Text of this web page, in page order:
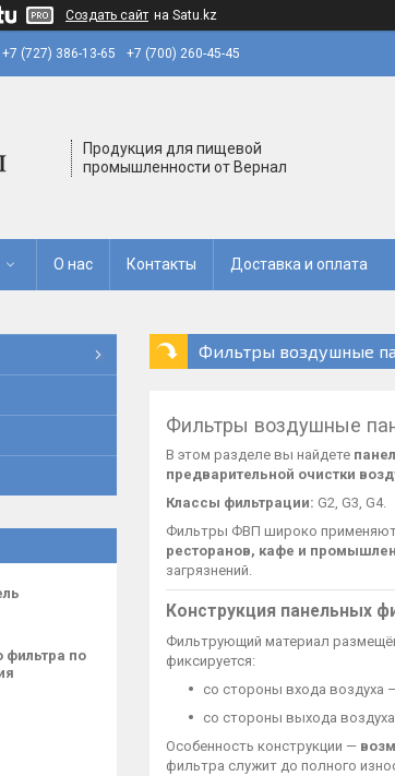
Создать сайт на Satu.kz
+7 (727) 386-13-65 +7 (700) 260-45-45
Продукция для пищевой
промышленности от Вернал
О нас Контакты Доставка и оплата
Фильтры воздушные
Фильтры воздушные
В этом разделе вы найдете
предварительной очистки
Классы фильтрации: G2, G3, G4.
Фильтры ФВП широко
ресторанов, кафе и
загрязнений.
Конструкция панельных
Фильтрующий материал
фиксируется:
со стороны входа воздуха
со стороны выхода
Особенность конструкции —
фильтра служит до полного
по